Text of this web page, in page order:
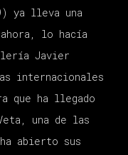
ya lleva una
ahora, lo hacía
Javier
internacionales
que ha llegado
una de las
abierto sus